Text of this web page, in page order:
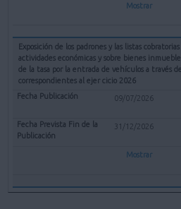
Mostrar
Exposición de los padrones y las listas
actividades económicas y sobre bienes
de la tasa por la entrada de vehículos a través de
correspondientes al ejer cicio 2026
09/07/2026
31/12/2026
Mostrar